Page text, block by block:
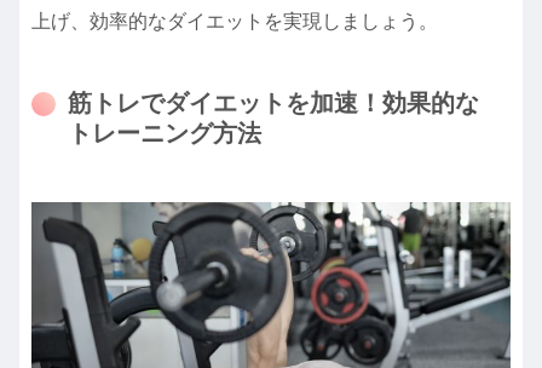
上げ、効率的なダイエットを実現しましょう。
筋トレでダイエットを加速！効果的な
トレーニング方法